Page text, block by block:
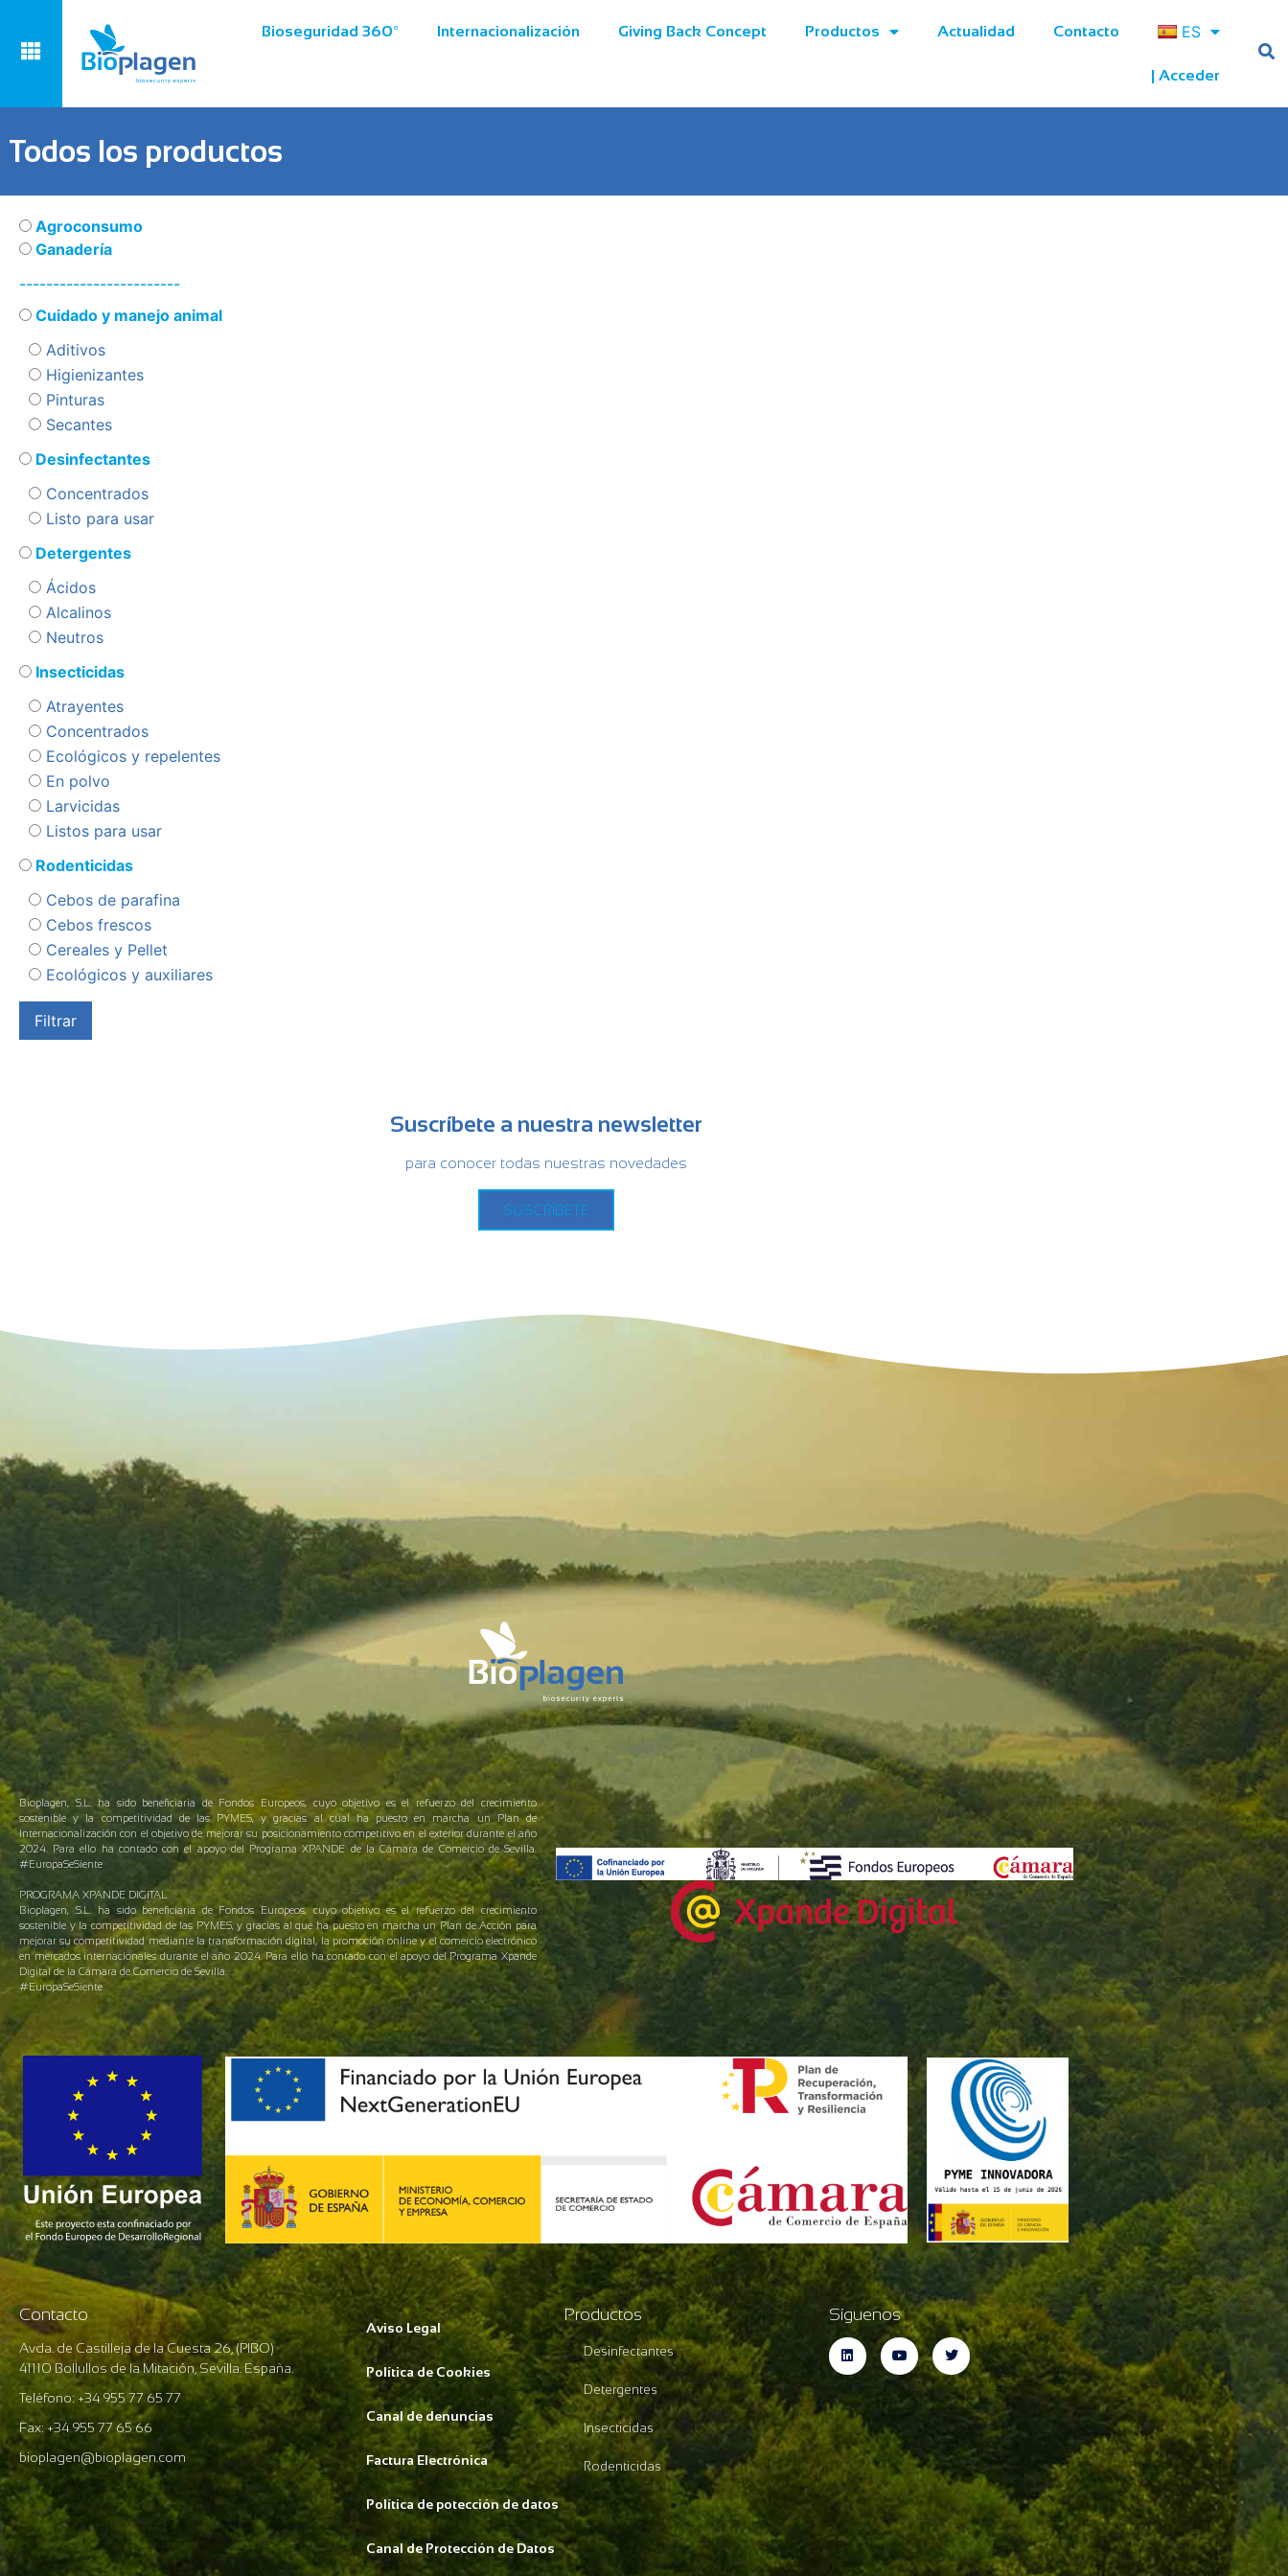
Bioseguridad 360º Internacionalización Giving Back Concept Productos Actualidad Contacto ES
| Acceder
Todos los productos
Agroconsumo
Ganadería
------------------------
Cuidado y manejo animal
Aditivos
Higienizantes
Pinturas
Secantes
Desinfectantes
Concentrados
Listo para usar
Detergentes
Ácidos
Alcalinos
Neutros
Insecticidas
Atrayentes
Concentrados
Ecológicos y repelentes
En polvo
Larvicidas
Listos para usar
Rodenticidas
Cebos de parafina
Cebos frescos
Cereales y Pellet
Ecológicos y auxiliares
Suscríbete a nuestra newsletter
para conocer todas nuestras novedades
SUSCRÍBETE
Bioplagen, S.L. ha sido beneficiaria de Fondos Europeos, cuyo objetivo es el refuerzo del crecimiento
sostenible y la competitividad de las PYMES, y gracias al cual ha puesto en marcha un Plan de
Internacionalización con el objetivo de mejorar su posicionamiento competitivo en el exterior durante el año
2024. Para ello ha contado con el apoyo del Programa XPANDE de la Cámara de Comercio de Sevilla.
#EuropaSeSiente
PROGRAMA XPANDE DIGITAL
Bioplagen, S.L. ha sido beneficiaria de Fondos Europeos, cuyo objetivo es el refuerzo del crecimiento
sostenible y la competitividad de las PYMES, y gracias al que ha puesto en marcha un Plan de Acción para
mejorar su competitividad mediante la transformación digital, la promoción online y el comercio electrónico
en mercados internacionales durante el año 2024. Para ello ha contado con el apoyo del Programa Xpande
Digital de la Cámara de Comercio de Sevilla.
#EuropaSeSiente
Contacto
Avda. de Castilleja de la Cuesta 26, (PIBO)
41110 Bollullos de la Mitación, Sevilla. España.
Teléfono: +34 955 77 65 77
Fax: +34 955 77 65 66
bioplagen@bioplagen.com
Aviso Legal
Política de Cookies
Canal de denuncias
Factura Electrónica
Política de potección de datos
Canal de Protección de Datos
Productos
Desinfectantes
Detergentes
Insecticidas
Rodenticidas
Síguenos